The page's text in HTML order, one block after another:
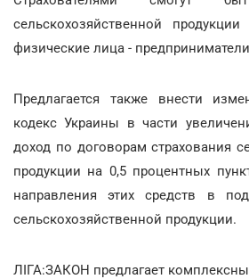
сельскохозяйственной
физические лица -
Предлагается также внести
кодекс Украины в части
доход по договорам страхования
продукции на 0,5 процентных
направления этих средств в
сельскохозяйственной продукции.
ЛІГА:ЗАКОН предлагает